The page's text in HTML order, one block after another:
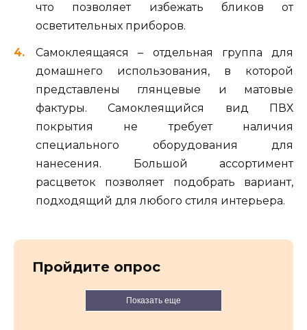
что позволяет избежать бликов от
осветительных приборов.
Самоклеящаяся – отдельная группа для
домашнего использования, в которой
представлены глянцевые и матовые
фактуры. Самоклеящийся вид ПВХ
покрытия не требует наличия
специального оборудования для
нанесения. Большой ассортимент
расцветок позволяет подобрать вариант,
подходящий для любого стиля интерьера.
Пройдите опрос
Показать еще